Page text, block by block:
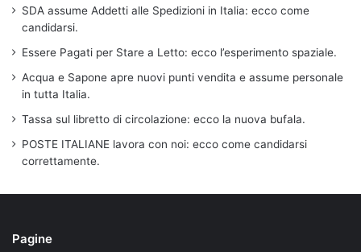
SDA assume Addetti alle Spedizioni in Italia: ecco come
candidarsi.
Essere Pagati per Stare a Letto: ecco l’esperimento spaziale.
Acqua e Sapone apre nuovi punti vendita e assume personale
in tutta Italia.
Tassa sul libretto di circolazione: ecco la nuova bufala.
POSTE ITALIANE lavora con noi: ecco come candidarsi
correttamente.
Pagine